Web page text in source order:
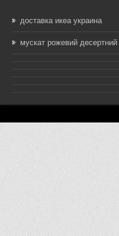
доставка икеа украина
мускат рожевий